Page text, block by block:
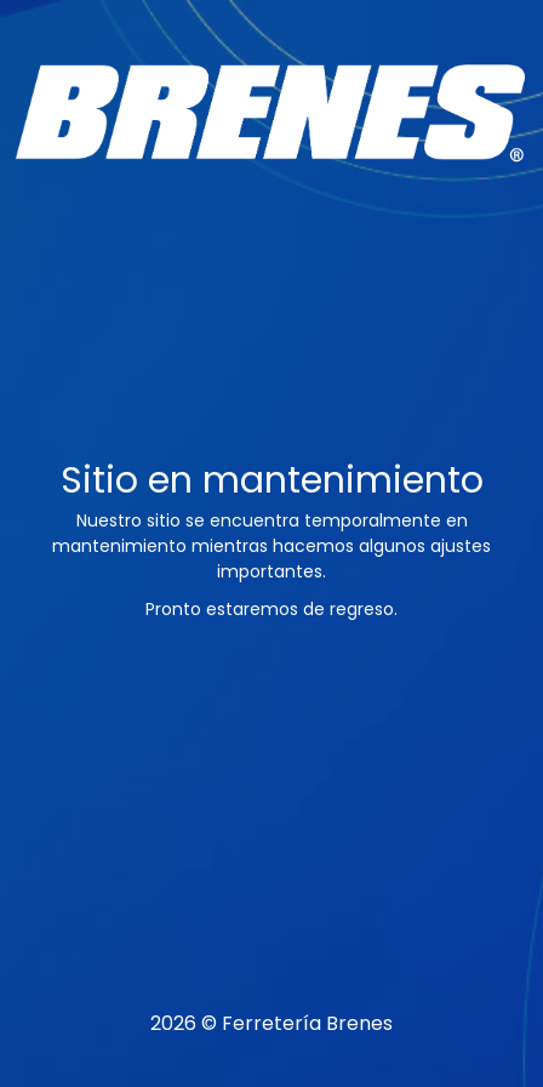
Sitio en mantenimiento
Nuestro sitio se encuentra temporalmente en
mantenimiento mientras hacemos algunos ajustes
importantes.
Pronto estaremos de regreso.
2026 © Ferretería Brenes